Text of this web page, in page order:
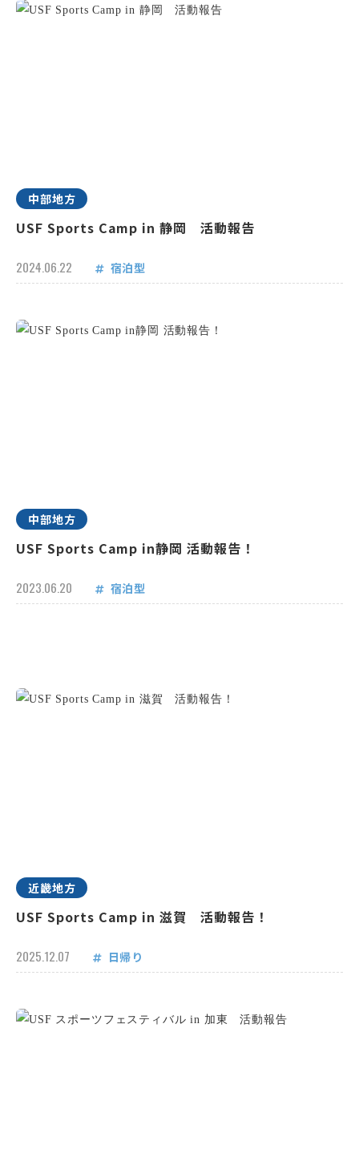
中部地方
USF Sports Camp in 静岡 活動報告
2024.06.22 宿泊型
中部地方
USF Sports Camp in静岡 活動報告！
2023.06.20 宿泊型
近畿地方
USF Sports Camp in 滋賀 活動報告！
2025.12.07 日帰り